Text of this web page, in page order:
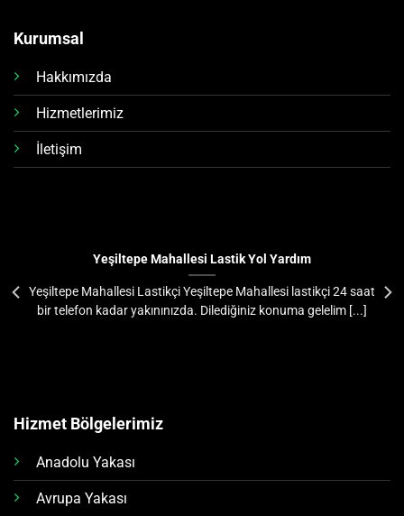
Kurumsal
Hakkımızda
Hizmetlerimiz
İletişim
Yeşiltepe Mahallesi Lastik Yol Yardım
Yeşiltepe Mahallesi Lastikçi Yeşiltepe Mahallesi lastikçi 24 saat
bir telefon kadar yakınınızda. Dilediğiniz konuma gelelim [...]
Hizmet Bölgelerimiz
Anadolu Yakası
Avrupa Yakası